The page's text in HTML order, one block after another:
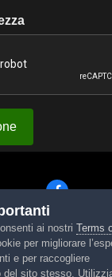
Tema
by Invision
ai nostri Terms
per migliorare
e per raccogliere
del sito stesso.